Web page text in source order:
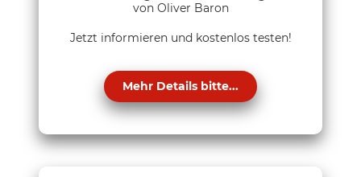
von Oliver Baron
Jetzt informieren und kostenlos testen!
Mehr Details bitte...